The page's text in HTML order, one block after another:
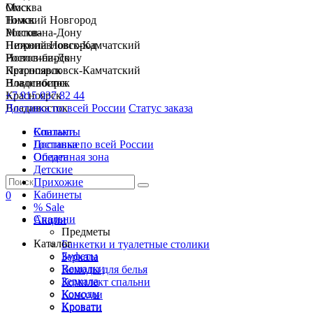
Москва
Нижний Новгород
Ростов-на-Дону
Петропавловск-Камчатский
Новосибирск
Красноярск
Владивосток
+7 915 037 82 44
Доставка по всей России Статус заказа
Спальни
Гостиные
Обеденная зона
Детские
Прихожие
Кабинеты
% Sale
Акции
Каталог
Буфеты
Вешалки
Зеркала
Комоды
Кровати
Омск
Томск
Москва
Нижний Новгород
Ростов-на-Дону
Петропавловск-Камчатский
Новосибирск
Красноярск
Владивосток
Контакты
Доставка по всей России
Оплата
0
Спальни
Предметы
Банкетки и туалетные столики
Зеркала
Комоды для белья
Комплект спальни
Консоли
Кровати